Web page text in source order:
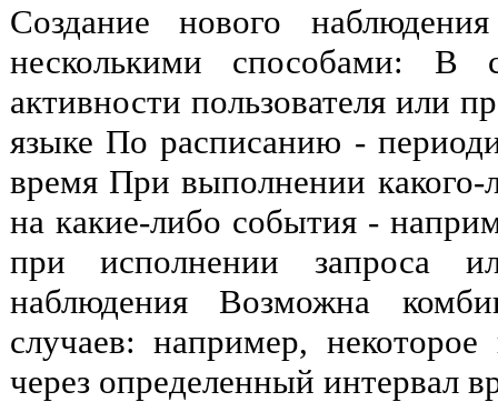
Создание нового
несколькими способами: В
активности пользователя или
языке По расписанию -
время При выполнении какого-
на какие-либо события -
при исполнении запроса
наблюдения Возможна
случаев: например,
через определенный интервал